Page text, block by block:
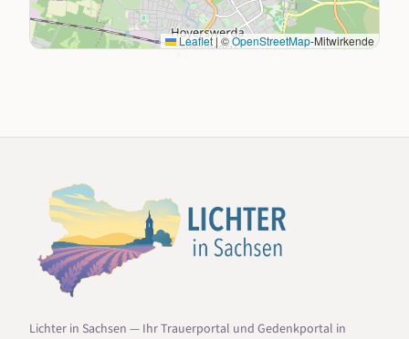
Leaflet|©OpenStreetMap-Mitwirkende
Lichter in Sachsen — Ihr Trauerportal und Gedenkportal in